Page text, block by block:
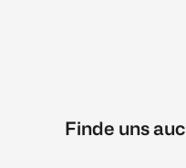
Finde uns